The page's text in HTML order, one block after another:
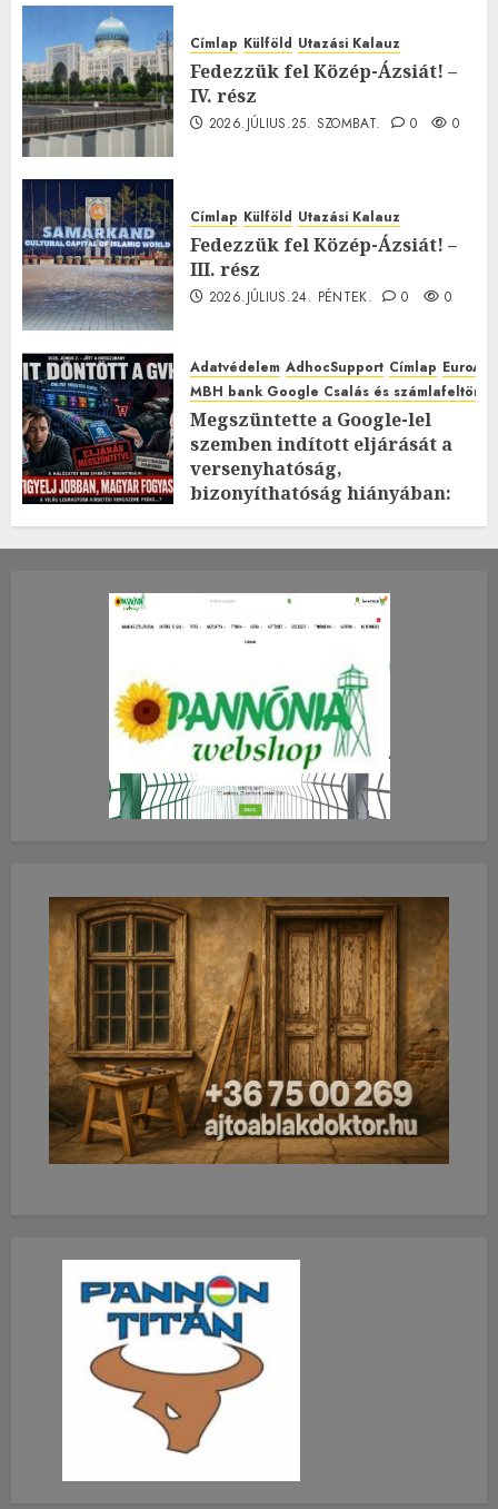
Címlap Külföld Utazási Kalauz
Fedezzük fel Közép-Ázsiát! –
IV. rész
2026.JÚLIUS.25. SZOMBAT. 0 0
Címlap Külföld Utazási Kalauz
Fedezzük fel Közép-Ázsiát! –
III. rész
2026.JÚLIUS.24. PÉNTEK. 0 0
Adatvédelem AdhocSupport Címlap
MBH bank Google Csalás és
Megszüntette a Google-lel
szemben indított eljárását a
versenyhatóság,
bizonyíthatóság hiányában:
2026.JÚLIUS.23. CSÜTÖRTÖK.
0